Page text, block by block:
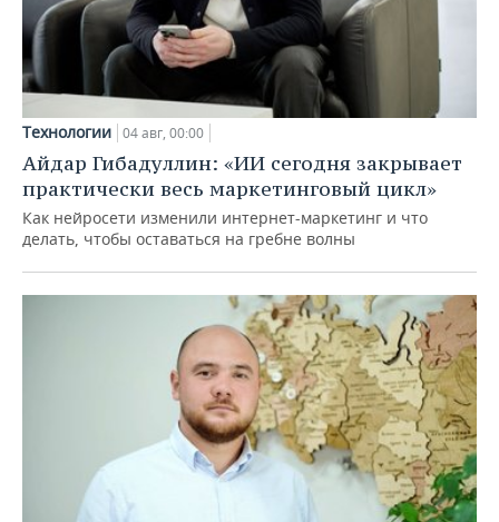
Технологии 04 авг, 00:00
Айдар Гибадуллин: «ИИ сегодня закрывает
практически весь маркетинговый цикл»
Как нейросети изменили интернет-маркетинг и что
делать, чтобы оставаться на гребне волны